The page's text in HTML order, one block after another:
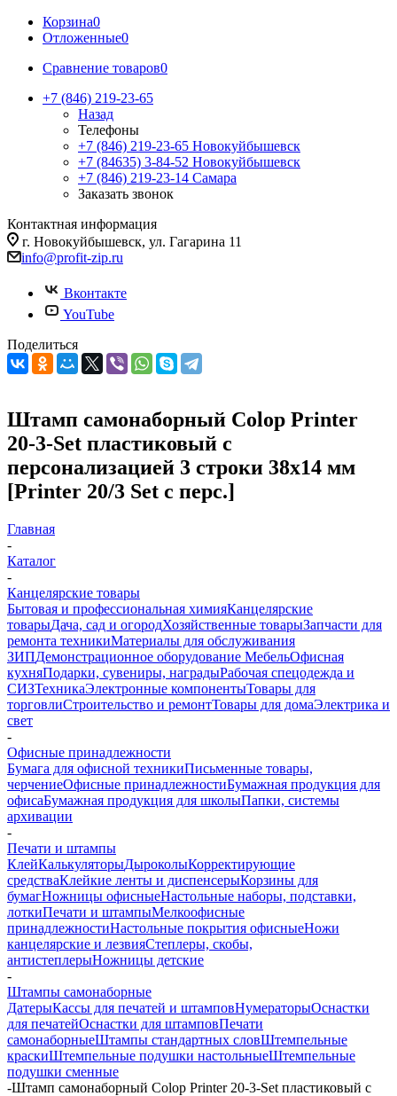
Корзина0
Отложенные0
Сравнение товаров0
+7 (846) 219-23-65
Назад
Телефоны
+7 (846) 219-23-65 Новокуйбышевск
+7 (84635) 3-84-52 Новокуйбышевск
+7 (846) 219-23-14 Самара
Заказать звонок
Контактная информация
г. Новокуйбышевск, ул. Гагарина 11
info@profit-zip.ru
Вконтакте
YouTube
Поделиться
Штамп самонаборный Colop Printer
20-3-Set пластиковый с
персонализацией 3 строки 38х14 мм
[Printer 20/3 Set с перс.]
Главная
-
Каталог
-
Канцелярские товары
Бытовая и профессиональная химияКанцелярские
товарыДача, сад и огородХозяйственные товарыЗапчасти для
ремонта техникиМатериалы для обслуживания
ЗИПДемонстрационное оборудование МебельОфисная
кухняПодарки, сувениры, наградыРабочая спецодежда и
СИЗТехникаЭлектронные компонентыТовары для
торговлиСтроительство и ремонтТовары для домаЭлектрика и
свет
-
Офисные принадлежности
Бумага для офисной техникиПисьменные товары,
черчениеОфисные принадлежностиБумажная продукция для
офисаБумажная продукция для школыПапки, системы
архивации
-
Печати и штампы
КлейКалькуляторыДыроколыКорректирующие
средстваКлейкие ленты и диспенсерыКорзины для
бумагНожницы офисныеНастольные наборы, подставки,
лоткиПечати и штампыМелкоофисные
принадлежностиНастольные покрытия офисныеНожи
канцелярские и лезвияСтеплеры, скобы,
антистеплерыНожницы детские
-
Штампы самонаборные
ДатерыКассы для печатей и штамповНумераторыОснастки
для печатейОснастки для штамповПечати
самонаборныеШтампы стандартных словШтемпельные
краскиШтемпельные подушки настольныеШтемпельные
подушки сменные
-Штамп самонаборный Colop Printer 20-3-Set пластиковый с